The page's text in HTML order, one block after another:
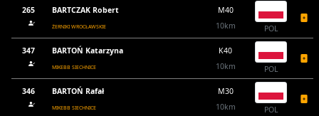
265 BARTCZAK Robert
ŻERNIKI WROCŁAWSKIE
M40
10km
POL
347 BARTOŃ Katarzyna
MIKEBB SIECHNICE
K40
10km
POL
346 BARTOŃ Rafał
MIKEBB SIECHNICE
M30
10km
POL